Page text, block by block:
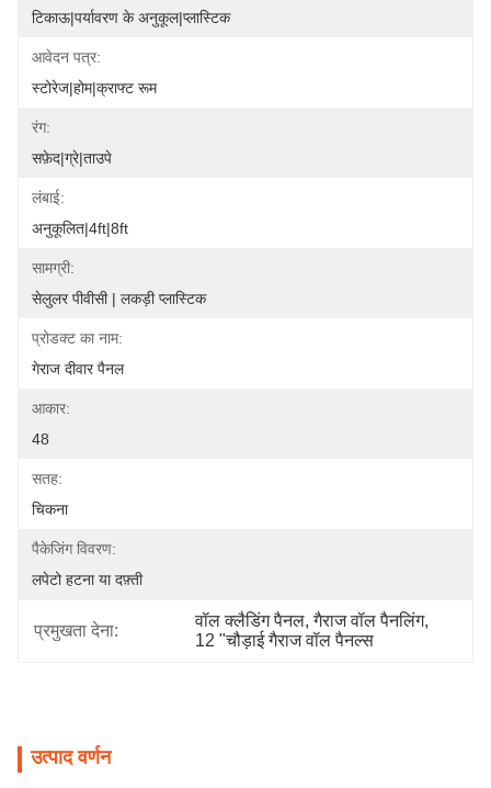
टिकाऊ|पर्यावरण के अनुकूल|प्लास्टिक
आवेदन पत्र:
स्टोरेज|होम|क्राफ्ट रूम
रंग:
सफ़ेद|ग्रे|ताउपे
लंबाई:
अनुकूलित|4ft|8ft
सामग्री:
सेलुलर पीवीसी | लकड़ी प्लास्टिक
प्रोडक्ट का नाम:
गेराज दीवार पैनल
आकार:
48
सतह:
चिकना
पैकेजिंग विवरण:
लपेटो हटना या दफ़्ती
प्रमुखता देना:
वॉल क्लैडिंग पैनल, गैराज वॉल पैनलिंग,
12 "चौड़ाई गैराज वॉल पैनल्स
उत्पाद वर्णन